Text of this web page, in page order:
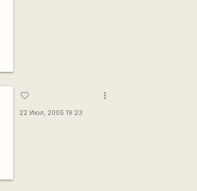
favorite_border
22 Июл, 2005 19:23
more_vert